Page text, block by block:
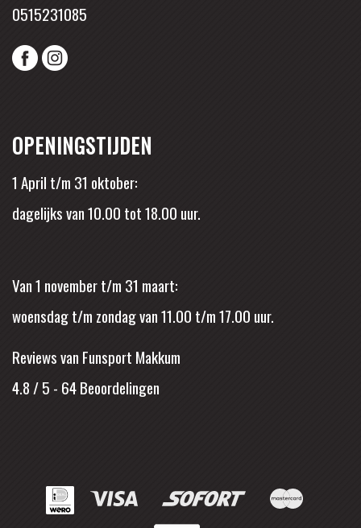
0515231085
OPENINGSTIJDEN
1 April t/m 31 oktober:
dagelijks van 10.00 tot 18.00 uur.
Van 1 november t/m 31 maart:
woensdag t/m zondag van 11.00 t/m 17.00 uur.
Reviews van Funsport Makkum
4.8 / 5 - 64Beoordelingen